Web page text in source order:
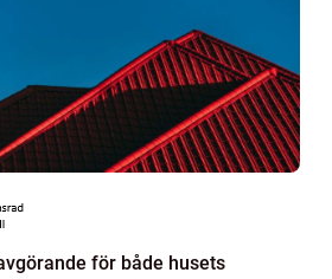
för både husets